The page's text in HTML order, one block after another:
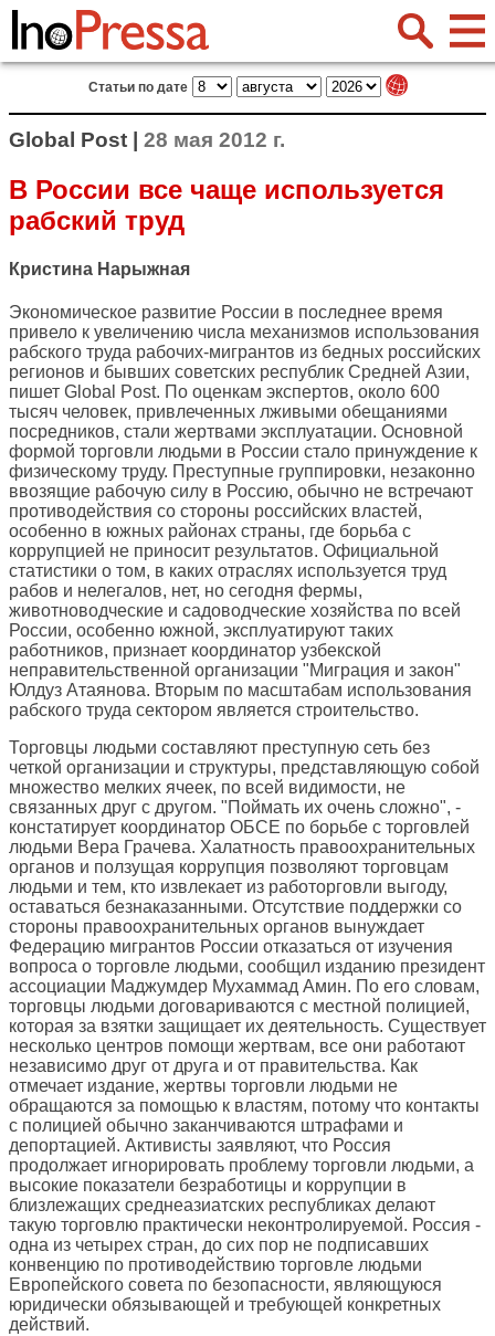
Статьи по дате
Global Post | 28 мая 2012 г.
В России все чаще используется
рабский труд
Кристина Нарыжная
Экономическое развитие России в последнее время
привело к увеличению числа механизмов использования
рабского труда рабочих-мигрантов из бедных российских
регионов и бывших советских республик Средней Азии,
пишет Global Post. По оценкам экспертов, около 600
тысяч человек, привлеченных лживыми обещаниями
посредников, стали жертвами эксплуатации. Основной
формой торговли людьми в России стало принуждение к
физическому труду. Преступные группировки, незаконно
ввозящие рабочую силу в Россию, обычно не встречают
противодействия со стороны российских властей,
особенно в южных районах страны, где борьба с
коррупцией не приносит результатов. Официальной
статистики о том, в каких отраслях используется труд
рабов и нелегалов, нет, но сегодня фермы,
животноводческие и садоводческие хозяйства по всей
России, особенно южной, эксплуатируют таких
работников, признает координатор узбекской
неправительственной организации "Миграция и закон"
Юлдуз Атаянова. Вторым по масштабам использования
рабского труда сектором является строительство.
Торговцы людьми составляют преступную сеть без
четкой организации и структуры, представляющую собой
множество мелких ячеек, по всей видимости, не
связанных друг с другом. "Поймать их очень сложно", -
констатирует координатор ОБСЕ по борьбе с торговлей
людьми Вера Грачева. Халатность правоохранительных
органов и ползущая коррупция позволяют торговцам
людьми и тем, кто извлекает из работорговли выгоду,
оставаться безнаказанными. Отсутствие поддержки со
стороны правоохранительных органов вынуждает
Федерацию мигрантов России отказаться от изучения
вопроса о торговле людьми, сообщил изданию президент
ассоциации Маджумдер Мухаммад Амин. По его словам,
торговцы людьми договариваются с местной полицией,
которая за взятки защищает их деятельность. Существует
несколько центров помощи жертвам, все они работают
независимо друг от друга и от правительства. Как
отмечает издание, жертвы торговли людьми не
обращаются за помощью к властям, потому что контакты
с полицией обычно заканчиваются штрафами и
депортацией. Активисты заявляют, что Россия
продолжает игнорировать проблему торговли людьми, а
высокие показатели безработицы и коррупции в
близлежащих среднеазиатских республиках делают
такую торговлю практически неконтролируемой. Россия -
одна из четырех стран, до сих пор не подписавших
конвенцию по противодействию торговле людьми
Европейского совета по безопасности, являющуюся
юридически обязывающей и требующей конкретных
действий.